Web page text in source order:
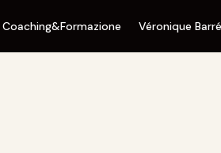
Coaching&Formazione Véronique Barré